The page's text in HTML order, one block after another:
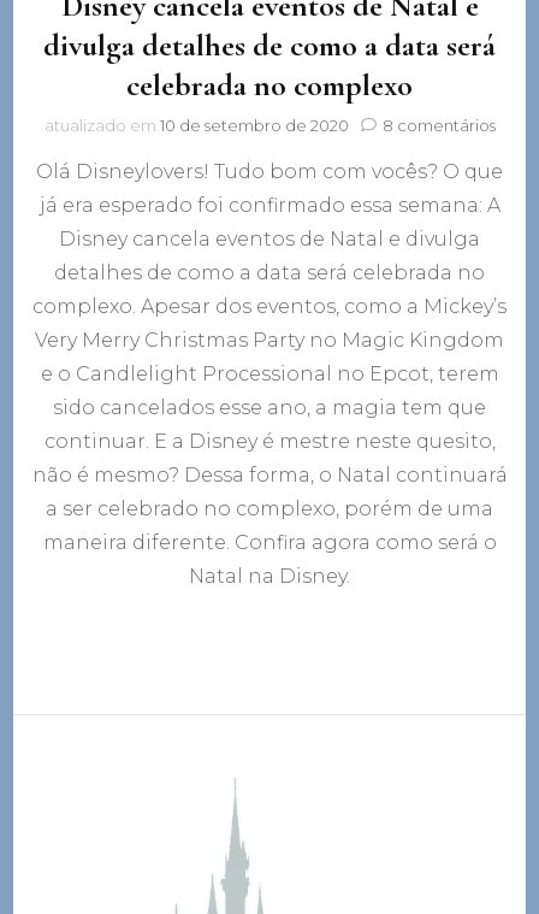
divulga detalhes de como a data será
celebrada no complexo
atualizado em 10 de setembro de 2020 8 comentáriosem
de
no
Olá Disneylovers! Tudo bom com vocês? O que
já era esperado foi confirmado essa semana: A
Disney cancela eventos de Natal e divulga
detalhes de como a data será celebrada no
complexo. Apesar dos eventos, como a Mickey’s
Very Merry Christmas Party no Magic Kingdom
e o Candlelight Processional no Epcot, terem
sido cancelados esse ano, a magia tem que
continuar. E a Disney é mestre neste quesito,
não é mesmo? Dessa forma, o Natal continuará
a ser celebrado no complexo, porém de uma
maneira diferente. Confira agora como será o
Natal na Disney.